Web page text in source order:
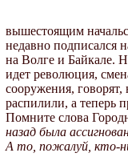
вышестоящим
недавно подписался
на Волге и Байкале.
идет революция,
сооружения,
распилили, а теперь
Помните слова
назад была
А то, пожалуй, кто-